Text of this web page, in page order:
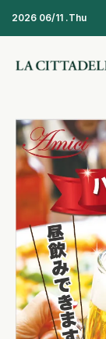
2026 06/11 .Thu